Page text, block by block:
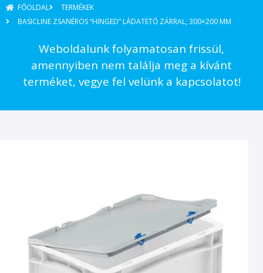
FŐOLDAL
TERMÉKEK
BASICLINE ZSANÉROS “HINGED” LÁDATETŐ ZÁRRAL, 300×200 MM
Weboldalunk folyamatosan frissül,
amennyiben nem találja meg a kívánt
terméket, vegye fel velünk a kapcsolatot!